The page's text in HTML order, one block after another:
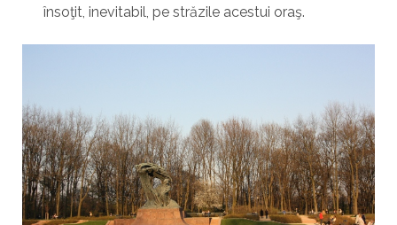
însoţit, inevitabil, pe străzile acestui oraş.